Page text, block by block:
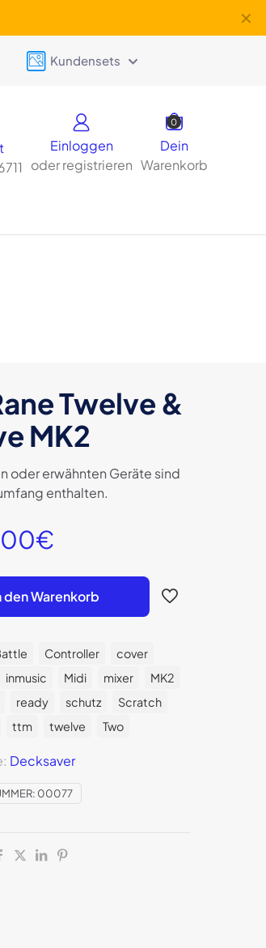
✕
Kundensets
Einloggen
oder registrieren
0
Dein
Warenkorb
Twelve &
MK2
oder erwähnten Geräte sind
enthalten.
€
den Warenkorb
00077
Decksaver
Controller
cover
inmusic Midi mixer
MK2
ready schutz
Scratch
ttm twelve Two